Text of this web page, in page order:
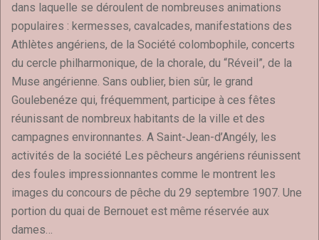
dans laquelle se déroulent de nombreuses animations
populaires : kermesses, cavalcades, manifestations des
Athlètes angériens, de la Société colombophile, concerts
du cercle philharmonique, de la chorale, du “Réveil”, de la
Muse angérienne. Sans oublier, bien sûr, le grand
Goulebenéze qui, fréquemment, participe à ces fêtes
réunissant de nombreux habitants de la ville et des
campagnes environnantes. A Saint-Jean-d’Angély, les
activités de la société Les pêcheurs angériens réunissent
des foules impressionnantes comme le montrent les
images du concours de pêche du 29 septembre 1907. Une
portion du quai de Bernouet est même réservée aux
dames…